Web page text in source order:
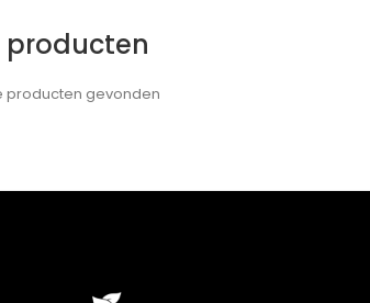
producten
producten gevonden